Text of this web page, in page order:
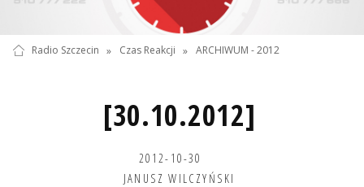
Radio Szczecin » Czas Reakcji » ARCHIWUM - 2012
[30.10.2012]
2012-10-30
JANUSZ WILCZYŃSKI